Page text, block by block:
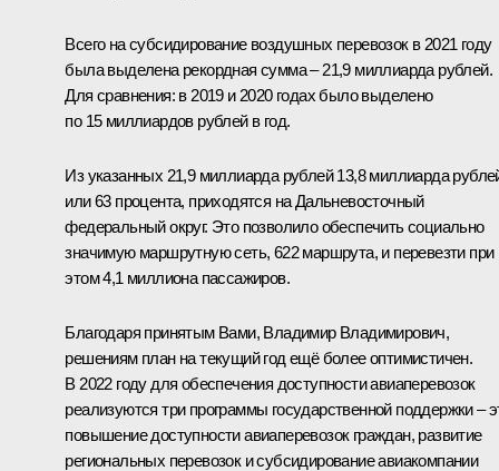
Всего на субсидирование воздушных перевозок в 2021 году
была выделена рекордная сумма – 21,9 миллиарда рублей.
Для сравнения: в 2019 и 2020 годах было выделено
по 15 миллиардов рублей в год.
Из указанных 21,9 миллиарда рублей 13,8 миллиарда
или 63 процента, приходятся на Дальневосточный
федеральный округ. Это позволило обеспечить социально
значимую маршрутную сеть, 622 маршрута, и перевезти при
этом 4,1 миллиона пассажиров.
Благодаря принятым Вами, Владимир Владимирович,
решениям план на текущий год ещё более оптимистичен.
В 2022 году для обеспечения доступности авиаперевозок
реализуются три программы государственной поддержки –
повышение доступности авиаперевозок граждан, развитие
региональных перевозок и субсидирование авиакомпании